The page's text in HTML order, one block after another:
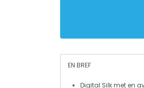
EN BREF
Digital Silk met en